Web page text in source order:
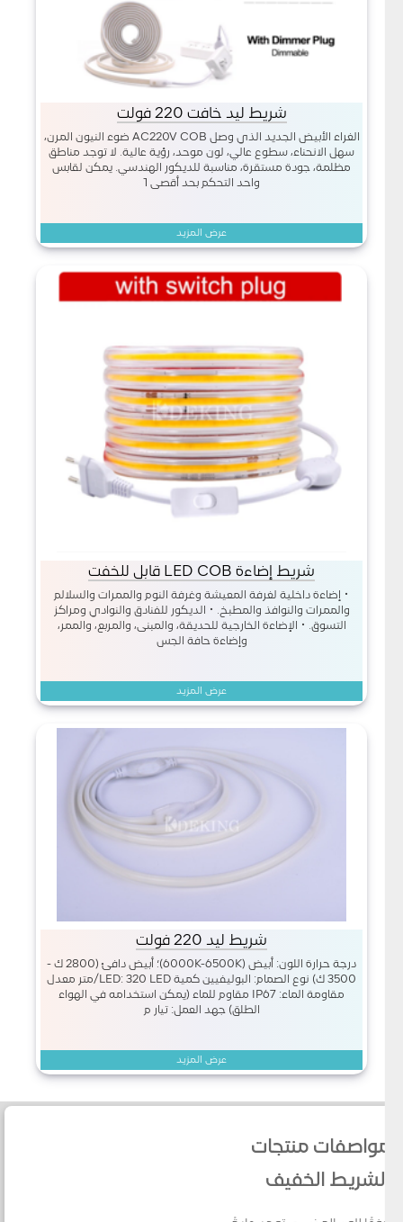
شريط ليد خافت 220 فولت
الغراء الأبيض الجديد الذي وصل AC220V COB ضوء النيون المرن،
سهل الانحناء، سطوع عالي، لون موحد، رؤية عالية. لا توجد مناطق
مظلمة، جودة مستقرة، مناسبة للديكور الهندسي. يمكن لقابس
واحد التحكم بحد أقصى 1
عرض المزيد
شريط إضاءة LED COB قابل للخفت
• إضاءة داخلية لغرفة المعيشة وغرفة النوم والممرات والسلالم
والممرات والنوافذ والمطبخ. • الديكور للفنادق والنوادي ومراكز
التسوق. • الإضاءة الخارجية للحديقة، والمبنى، والمربع، والممر،
وإضاءة حافة الجس
عرض المزيد
شريط ليد 220 فولت
درجة حرارة اللون: أبيض (6000K-6500K)؛ أبيض دافئ (2800 ك -
3500 ك) نوع الصمام: البوليفيين كمية LED: 320 LED/متر معدل
مقاومة الماء: IP67 مقاوم للماء (يمكن استخدامه في الهواء
الطلق) جهد العمل: تيار م
عرض المزيد
مواصفات منتجات
الشريط الخفيف